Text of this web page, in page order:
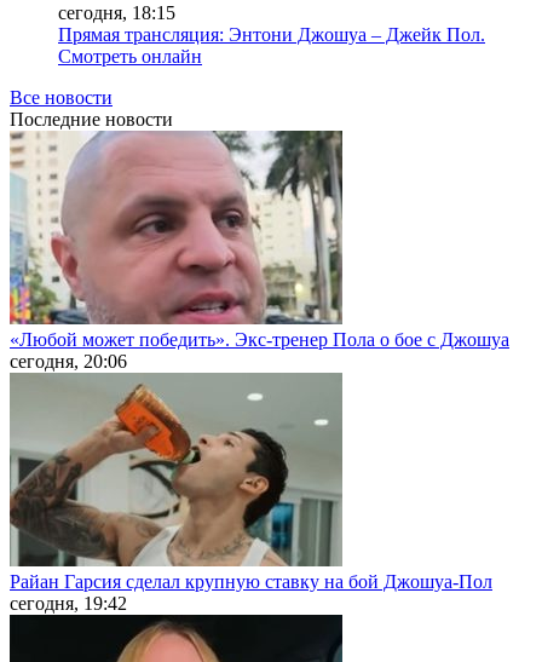
сегодня, 18:15
Прямая трансляция: Энтони Джошуа – Джейк Пол.
Смотреть онлайн
Все новости
Последние новости
«Любой может победить». Экс-тренер Пола о бое с Джошуа
сегодня, 20:06
Райан Гарсия сделал крупную ставку на бой Джошуа-Пол
сегодня, 19:42